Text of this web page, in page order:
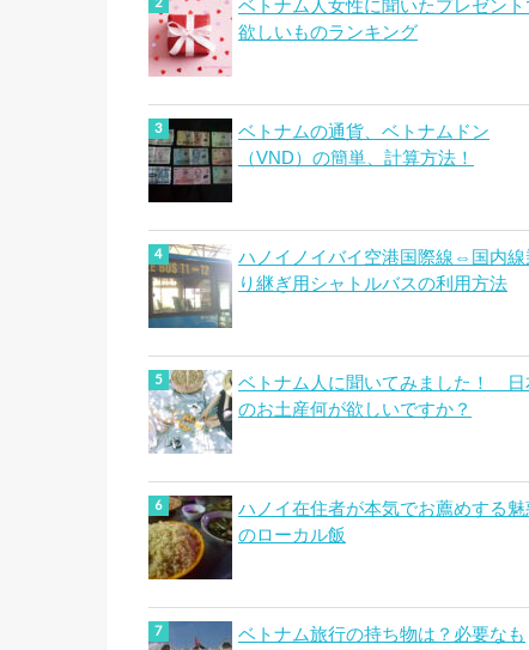
ベトナム人女性に聞いたプレゼント
欲しいものランキング
ベトナムの通貨、ベトナムドン
（VND）の簡単、計算方法！
ハノイノイバイ空港国際線⇔国内線
り継ぎ用シャトルバスの利用方法
ベトナム人に聞いてみました！ 日
のお土産何が欲しいですか？
ハノイ在住者が本気でお薦めする魅
のローカル飯
ベトナム旅行の持ち物は？必要なも